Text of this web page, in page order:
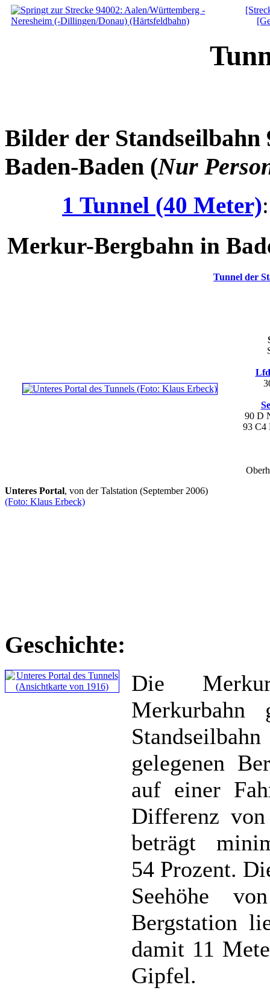
Bilder der
Baden-Baden (Nur
1 Tunnel (40 Meter)
Merkur-Bergbahn in
Tunnel der
90 D
93 C4
Unteres Portal, von der Talstation (September 2006)
(Foto: Klaus Erbeck)
Geschichte:
Die
Merkurbahn
gelegenen
auf einer
Differenz
beträgt
54 Prozent.
Seehöhe
Bergstation
damit 11
Gipfel.